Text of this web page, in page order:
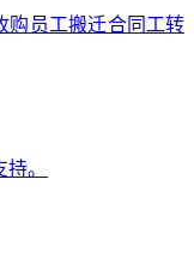
购​​ 员工搬迁​​合同工转
。​​